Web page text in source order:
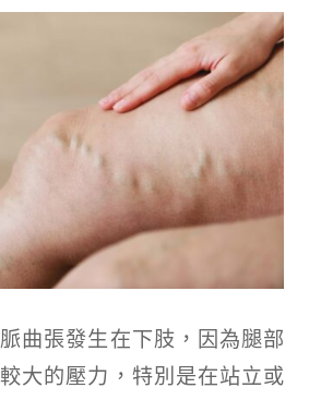
曲張發生在下肢，因為腿部
大的壓力，特別是在站立或